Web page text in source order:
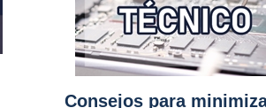
Consejos para